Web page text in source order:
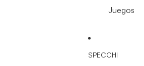
Juegos
SPECCHI